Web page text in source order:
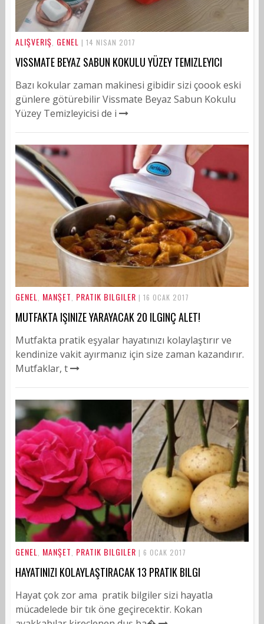
ALIŞVERIŞ GENEL | 14 NISAN 2017
VISSMATE BEYAZ SABUN KOKULU YÜZEY TEMIZLEYICI
Bazı kokular zaman makinesi gibidir sizi çoook eski
günlere götürebilir Vissmate Beyaz Sabun Kokulu
Yüzey Temizleyicisi de i
GENEL MANŞET PRATIK BILGILER | 16 OCAK 2017
MUTFAKTA IŞINIZE YARAYACAK 20 ILGINÇ ALET!
Mutfakta pratik eşyalar hayatınızı kolaylaştırır ve
kendinize vakit ayırmanız için size zaman kazandırır.
Mutfaklar, t
GENEL MANŞET PRATIK BILGILER | 6 OCAK 2017
HAYATINIZI KOLAYLAŞTIRACAK 13 PRATIK BILGI
Hayat çok zor ama pratik bilgiler sizi hayatla
mücadelede bir tık öne geçirecektir. Kokan